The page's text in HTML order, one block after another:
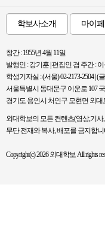
학보사소개 마이페
창간 : 1955년 4월 11일
발행인 : 강기훈 | 편집인 겸 주간 :
학생기자실 : (서울) 02-2173-2504 | (
서울특별시 동대문구 이운로 107
경기도 용인시 처인구 모현면 외대
외대학보의 모든 컨텐츠(영상,기
무단 전재와 복사, 배포를 금지합니
Copyright(c) 2026 외대학보 All rights